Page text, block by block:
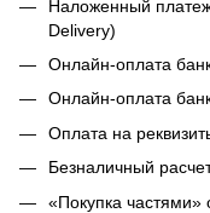
Наложенный
Delivery)
Онлайн-оплата
Онлайн-оплата
Оплата на
Безналичный
«Покупка частями»